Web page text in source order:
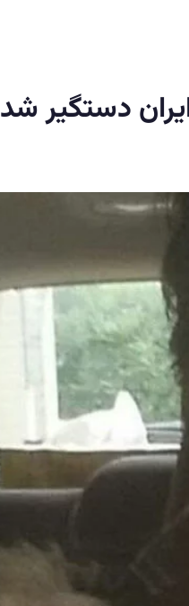
دستگیر شد